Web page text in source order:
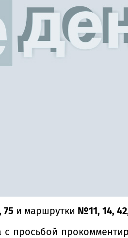
75 и маршрутки №11, 14,
просьбой